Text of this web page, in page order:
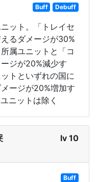
Buff Debuff
ット。「トレイセ
るダメージが30%
属ユニットと「コ
ジが20%減少す
トといずれの国に
ージが20%増加す
ニットは除く
lv 10
Buff